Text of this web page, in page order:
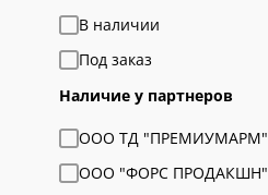
В наличии
Под заказ
Наличие у партнеров
ООО ТД "ПРЕМИУМАРМ"
ООО "ФОРС ПРОДАКШН"